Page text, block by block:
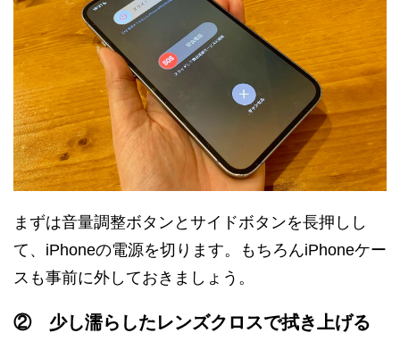
まずは音量調整ボタンとサイドボタンを長押しし
て、iPhoneの電源を切ります。もちろんiPhoneケー
スも事前に外しておきましょう。
② 少し濡らしたレンズクロスで拭き上げる